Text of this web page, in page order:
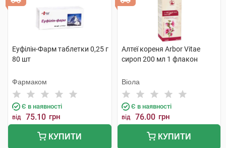
Еуфілін-Фарм таблетки 0,25 г
80 шт
Фармаком
Є в наявності
від 75.10 грн
КУПИТИ
Алтеї кореня Arbor Vitae
сироп 200 мл 1 флакон
Віола
Є в наявності
від 76.00 грн
КУПИТИ